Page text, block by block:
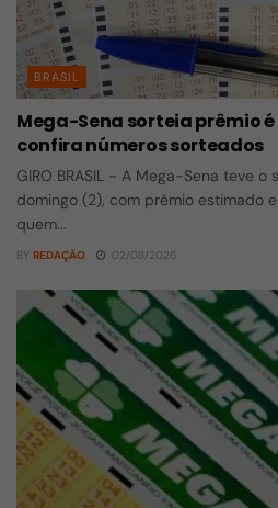
BRASIL
Mega-Sena sorteia prêmio é
confira números sorteados
GIRO BRASIL - A Mega-Sena teve o
domingo (2), com prêmio estimado
quem...
BY REDAÇÃO 02/08/2026